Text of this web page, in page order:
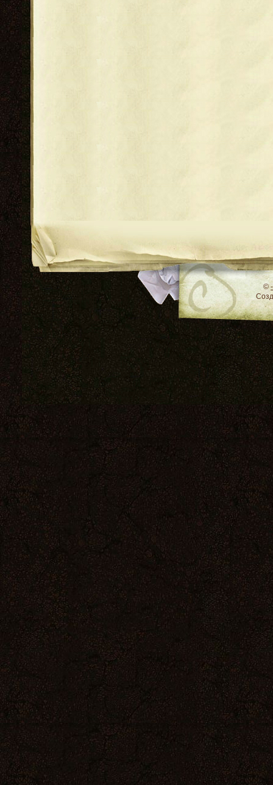
©
RSS